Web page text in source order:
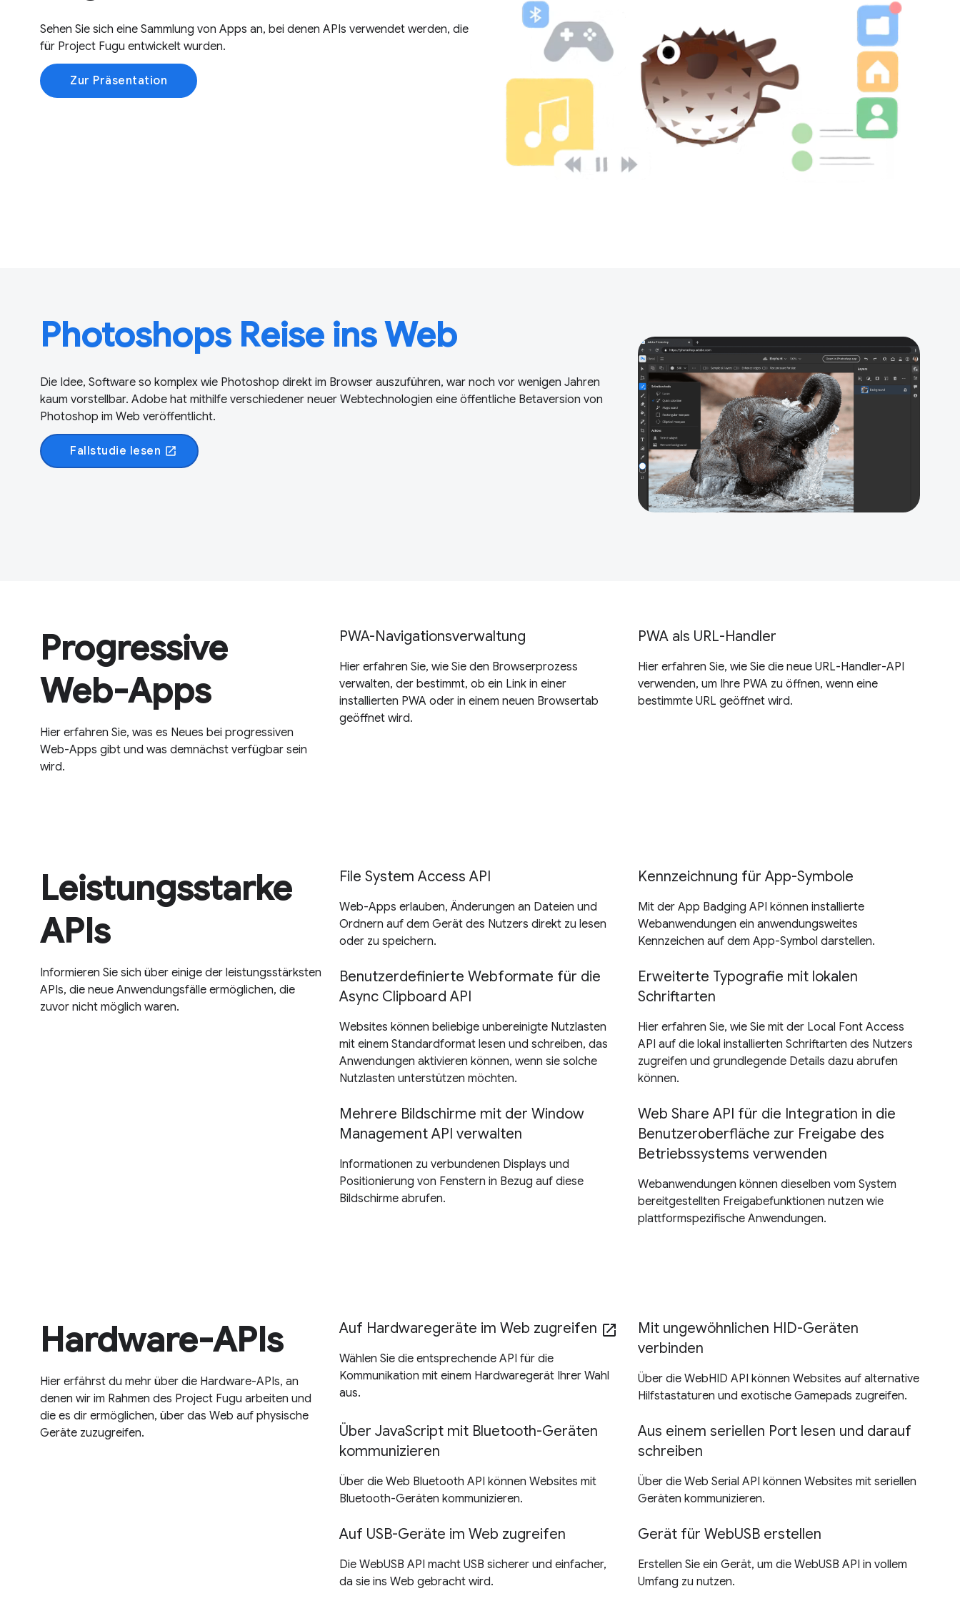
Sehen Sie sich eine Sammlung von Apps an, bei denen APIs verwendet werden, die
für Project Fugu entwickelt wurden.
Zur Präsentation
Photoshops Reise ins Web
Die Idee, Software so komplex wie Photoshop direkt im Browser auszuführen, war noch vor wenigen Jahren
kaum vorstellbar. Adobe hat mithilfe verschiedener neuer Webtechnologien eine öffentliche Betaversion von
Photoshop im Web veröffentlicht.
Fallstudie lesen open_in_new
Progressive
Web-Apps
Hier erfahren Sie, was es Neues bei progressiven
Web-Apps gibt und was demnächst verfügbar sein
wird.
PWA-Navigationsverwaltung
Hier erfahren Sie, wie Sie den Browserprozess
verwalten, der bestimmt, ob ein Link in einer
installierten PWA oder in einem neuen Browsertab
geöffnet wird.
PWA als URL-Handler
Hier erfahren Sie, wie Sie die neue URL-Handler-API
verwenden, um Ihre PWA zu öffnen, wenn eine
bestimmte URL geöffnet wird.
Leistungsstarke
APIs
Informieren Sie sich über einige der leistungsstärksten
APIs, die neue Anwendungsfälle ermöglichen, die
zuvor nicht möglich waren.
File System Access API
Web-Apps erlauben, Änderungen an Dateien und
Ordnern auf dem Gerät des Nutzers direkt zu lesen
oder zu speichern.
Kennzeichnung für App-Symbole
Mit der App Badging API können installierte
Webanwendungen ein anwendungsweites
Kennzeichen auf dem App-Symbol darstellen.
Benutzerdefinierte Webformate für die
Async Clipboard API
Websites können beliebige unbereinigte Nutzlasten
mit einem Standardformat lesen und schreiben, das
Anwendungen aktivieren können, wenn sie solche
Nutzlasten unterstützen möchten.
Erweiterte Typografie mit lokalen
Schriftarten
Hier erfahren Sie, wie Sie mit der Local Font Access
API auf die lokal installierten Schriftarten des Nutzers
zugreifen und grundlegende Details dazu abrufen
können.
Mehrere Bildschirme mit der Window
Management API verwalten
Informationen zu verbundenen Displays und
Positionierung von Fenstern in Bezug auf diese
Bildschirme abrufen.
Web Share API für die Integration in die
Benutzeroberfläche zur Freigabe des
Betriebssystems verwenden
Webanwendungen können dieselben vom System
bereitgestellten Freigabefunktionen nutzen wie
plattformspezifische Anwendungen.
Hardware-APIs
Hier erfährst du mehr über die Hardware-APIs, an
denen wir im Rahmen des Project Fugu arbeiten und
die es dir ermöglichen, über das Web auf physische
Geräte zuzugreifen.
Auf Hardwaregeräte im Web zugreifen open_in_new
Wählen Sie die entsprechende API für die
Kommunikation mit einem Hardwaregerät Ihrer Wahl
aus.
Mit ungewöhnlichen HID-Geräten
verbinden
Über die WebHID API können Websites auf alternative
Hilfstastaturen und exotische Gamepads zugreifen.
Über JavaScript mit Bluetooth-Geräten
kommunizieren
Über die Web Bluetooth API können Websites mit
Bluetooth-Geräten kommunizieren.
Aus einem seriellen Port lesen und darauf
schreiben
Über die Web Serial API können Websites mit seriellen
Geräten kommunizieren.
Auf USB-Geräte im Web zugreifen
Die WebUSB API macht USB sicherer und einfacher,
da sie ins Web gebracht wird.
Gerät für WebUSB erstellen
Erstellen Sie ein Gerät, um die WebUSB API in vollem
Umfang zu nutzen.